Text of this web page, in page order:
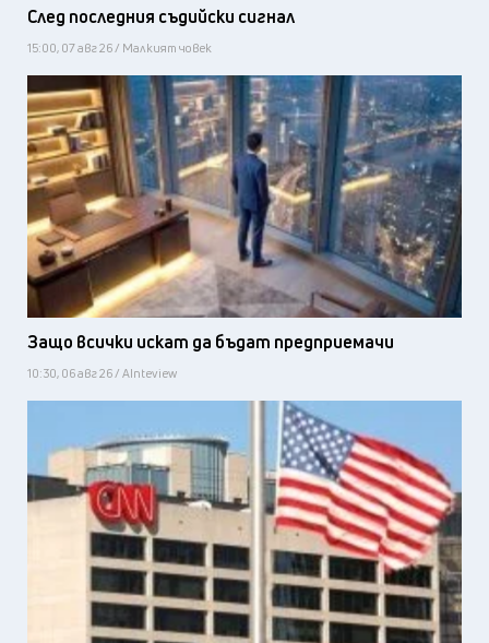
След последния съдийски сигнал
15:00, 07 авг 26 / Малкият човек
Защо всички искат да бъдат предприемачи
10:30, 06 авг 26 / AInteview